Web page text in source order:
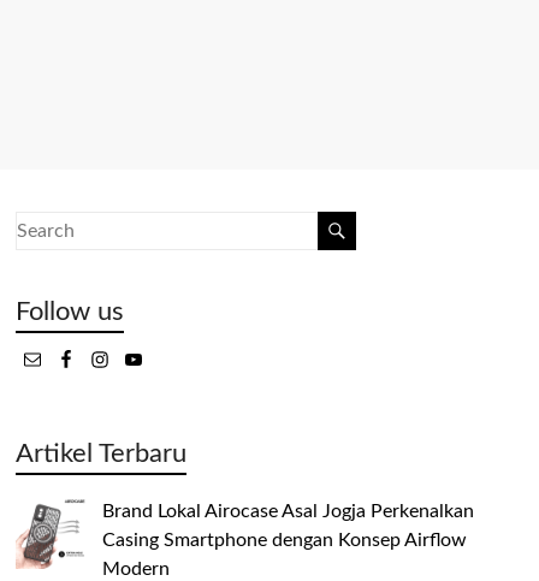
Follow us
Artikel Terbaru
Brand Lokal Airocase Asal Jogja Perkenalkan
Casing Smartphone dengan Konsep Airflow
Modern